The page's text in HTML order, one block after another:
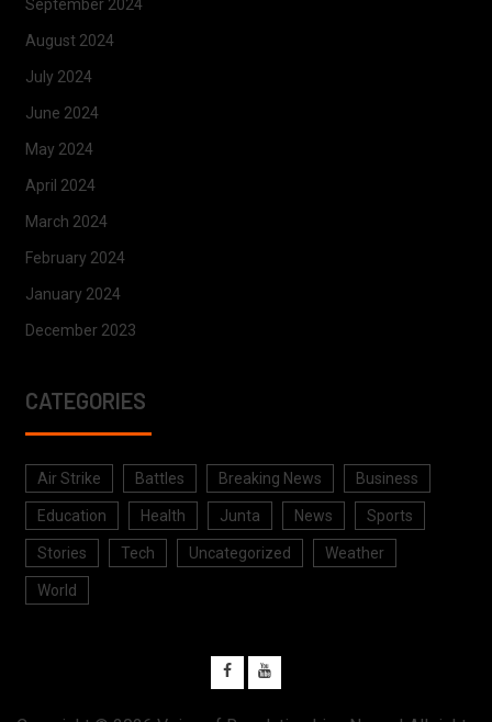
September 2024
August 2024
July 2024
June 2024
May 2024
April 2024
March 2024
February 2024
January 2024
December 2023
CATEGORIES
Air Strike Battles Breaking News Business
Education Health Junta News Sports
Stories Tech Uncategorized Weather
World